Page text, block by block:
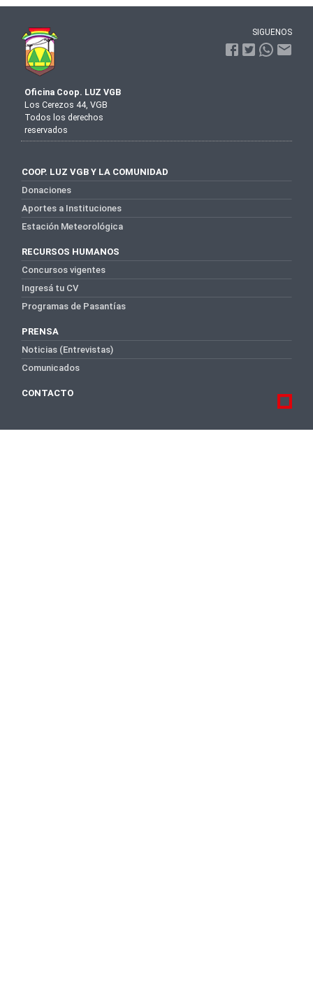
Oficina Coop. LUZ VGB
Los Cerezos 44, VGB
Todos los derechos
reservados
SIGUENOS
COOP. LUZ VGB Y LA COMUNIDAD
Donaciones
Aportes a Instituciones
Estación Meteorológica
RECURSOS HUMANOS
Concursos vigentes
Ingresá tu CV
Programas de Pasantías
PRENSA
Noticias (Entrevistas)
Comunicados
CONTACTO